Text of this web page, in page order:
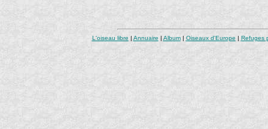
L'oiseau libre Annuaire| Album| Oiseaux d'Europe Refuges